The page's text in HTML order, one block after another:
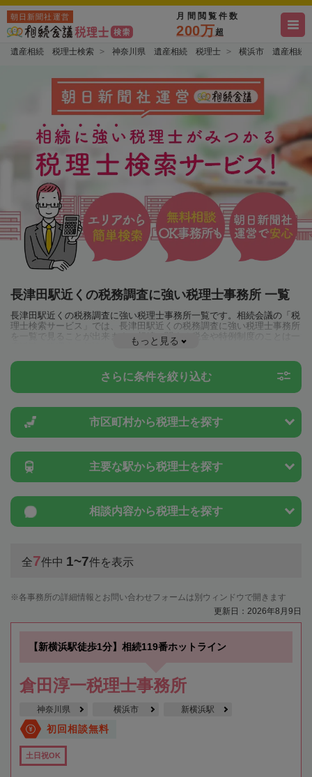
朝日新聞社運営 月間閲覧件数
200万超
遺産相続 税理士検索 神奈川県 遺産相続 税理士 横浜市 遺産相続
長津田駅近くの税務調査に強い税理士事務所 一覧
長津田駅近くの税務調査に強い税理士事務所一覧です。相続会議の「税
理士検索サービス」では、長津田駅近くの税務調査に強い税理士事務所
を一覧で見ることが出来ます。相続に関する税金や特例制度のことは一
度近隣の税理士に相談してみましょう。
もっと見る
さらに条件を絞り込む
市区町村から税理士を探す
主要な駅から税理士を探す
相談内容から税理士を探す
全7件中 1~7件を表示
各事務所の詳細情報とお問い合わせフォームは別ウィンドウで開きます
更新日：2026年8月9日
【新横浜駅徒歩1分】相続119番ホットライン
倉田淳一税理士事務所
神奈川県 横浜市 新横浜駅
初回相談無料
土日祝OK